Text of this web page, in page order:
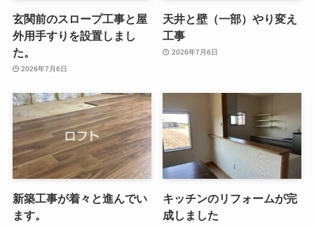
玄関前のスロープ工事と屋
外用手すりを設置しまし
た。
2026年7月6日
天井と壁（一部）やり変え
工事
2026年7月6日
新築工事が着々と進んでい
ます。
キッチンのリフォームが完
成しました